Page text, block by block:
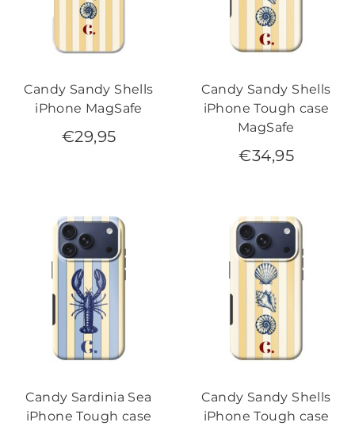
Candy Sandy Shells
iPhone MagSafe
€29,95
Candy Sandy Shells
iPhone Tough case
MagSafe
€34,95
Candy Sardinia Sea
iPhone Tough case
Candy Sandy Shells
iPhone Tough case